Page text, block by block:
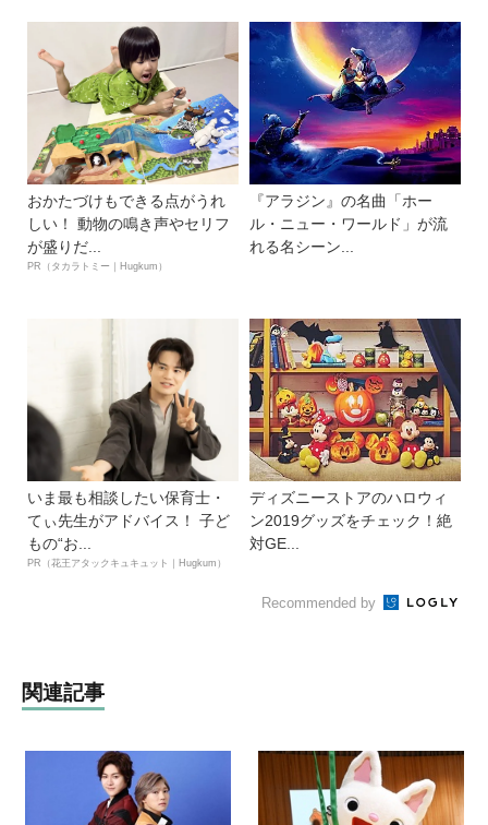
おかたづけもできる点がうれ
しい！ 動物の鳴き声やセリフ
が盛りだ...
PR（タカラトミー｜Hugkum）
『アラジン』の名曲「ホー
ル・ニュー・ワールド」が流
れる名シーン...
いま最も相談したい保育士・
てぃ先生がアドバイス！ 子ど
もの“お...
PR（花王アタックキュキュット｜Hugkum）
ディズニーストアのハロウィ
ン2019グッズをチェック！絶
対GE...
Recommended by
関連記事